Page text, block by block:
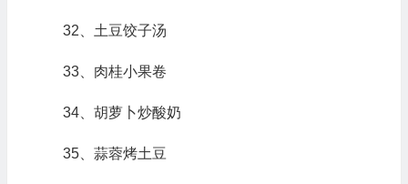
32、土豆饺子汤
33、肉桂小果卷
34、胡萝卜炒酸奶
35、蒜蓉烤土豆